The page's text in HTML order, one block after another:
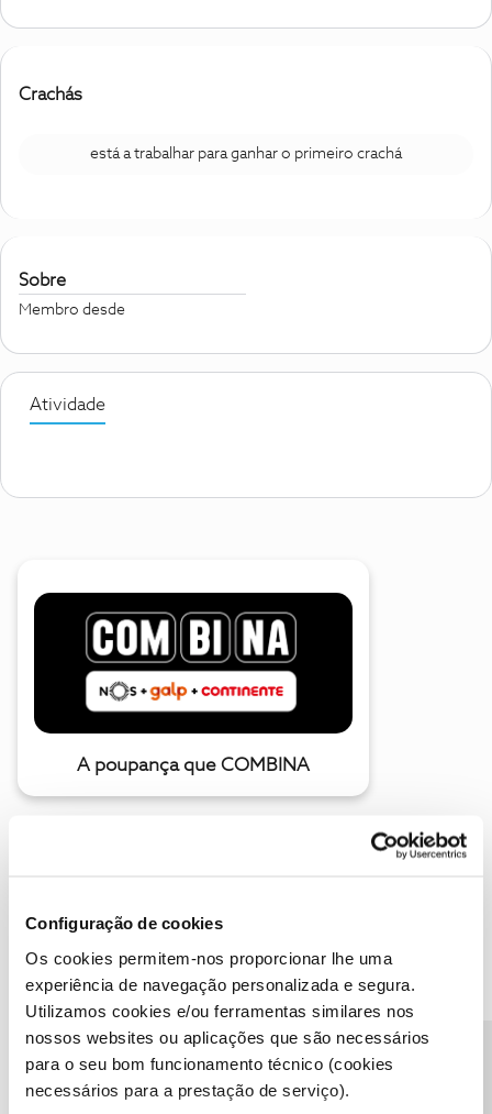
Configuração de cookies
Os cookies permitem-nos proporcionar lhe uma
experiência de navegação personalizada e segura.
Utilizamos cookies e/ou ferramentas similares nos
nossos websites ou aplicações que são necessários
para o seu bom funcionamento técnico (cookies
necessários para a prestação de serviço).
Crachás
está a trabalhar para ganhar o primeiro crachá
Sobre
Membro desde
Atividade
A poupança que COMBINA
Descubra as novidades de julho